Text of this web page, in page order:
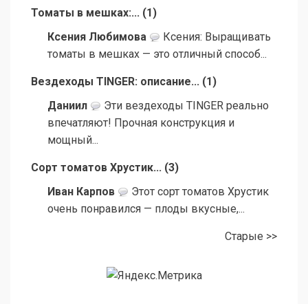
Томаты в мешках:... (1 )
Ксения Любимова
Ксения: Выращивать
томаты в мешках — это отличный способ...
Вездеходы TINGER: описание... (1 )
Даниил
Эти вездеходы TINGER реально
впечатляют! Прочная конструкция и
мощный...
Сорт томатов Хрустик... (3)
Иван Карпов
Этот сорт томатов Хрустик
очень понравился — плоды вкусные,...
Старые >>